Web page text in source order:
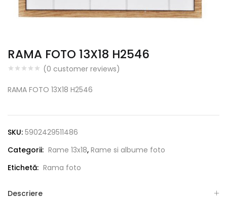
RAMA FOTO 13X18 H2546
(0 customer reviews)
RAMA FOTO 13X18 H2546
SKU: 5902429511486
Categorii: Rame 13x18, Rame si albume foto
Etichetă: Rama foto
Descriere